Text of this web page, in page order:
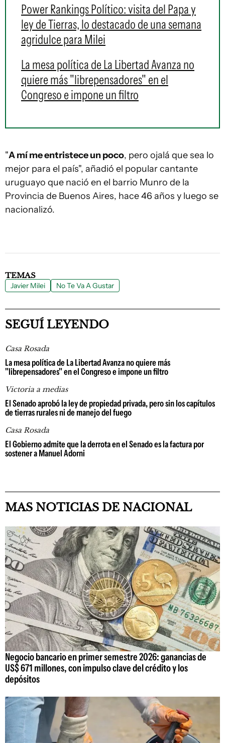
Power Rankings Político: visita del Papa y
ley de Tierras, lo destacado de una semana
agridulce para Milei
La mesa política de La Libertad Avanza no
quiere más "librepensadores" en el
Congreso e impone un filtro
"A mí me entristece un poco, pero ojalá que sea lo
mejor para el país", añadió el popular cantante
uruguayo que nació en el barrio Munro de la
Provincia de Buenos Aires, hace 46 años y luego se
nacionalizó.
TEMAS
Javier Milei No Te Va A Gustar
SEGUÍ LEYENDO
Casa Rosada
La mesa política de La Libertad Avanza no quiere más
"librepensadores" en el Congreso e impone un filtro
Victoria a medias
El Senado aprobó la ley de propiedad privada, pero sin los capítulos
de tierras rurales ni de manejo del fuego
Casa Rosada
El Gobierno admite que la derrota en el Senado es la factura por
sostener a Manuel Adorni
MAS NOTICIAS DE NACIONAL
Negocio bancario en primer semestre 2026: ganancias de
US$ 671 millones, con impulso clave del crédito y los
depósitos